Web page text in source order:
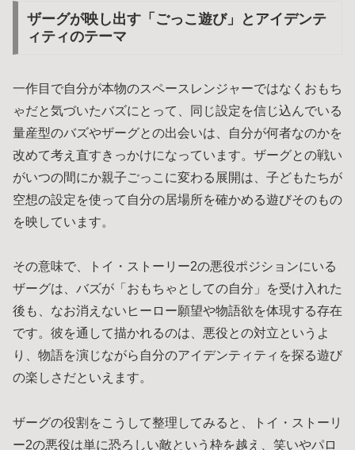
ザーグが映し出す「ごっこ遊び」とアイデンテ
ィティのテーマ
一作目で自分が本物のスペースレンジャーではなくおもち
ゃだと気づいたバズにとって、同じ設定を信じ込んでいる
量産型のバズやザーグとの出会いは、自分が何者なのかを
改めて考え直すきっかけになっています。ザーグとの戦い
がいつの間にか親子ごっこに変わる展開は、子どもたちが
空想の設定を使って自分の居場所を確かめる遊びそのもの
を映しています。
その意味で、トイ・ストーリー2の悪役ポジションにいる
ザーグは、バズが「おもちゃとしての自分」を受け入れた
後も、なお消えないヒーロー願望や物語欲を体現する存在
です。彼を通して描かれるのは、悪役との対立というよ
り、物語を演じながら自分のアイデンティティを探る遊び
の楽しさだといえます。
ザーグの役割をこうして整理してみると、トイ・ストーリ
ー2の悪役は単に恐ろしい敵という枠を越え、笑いやパロ